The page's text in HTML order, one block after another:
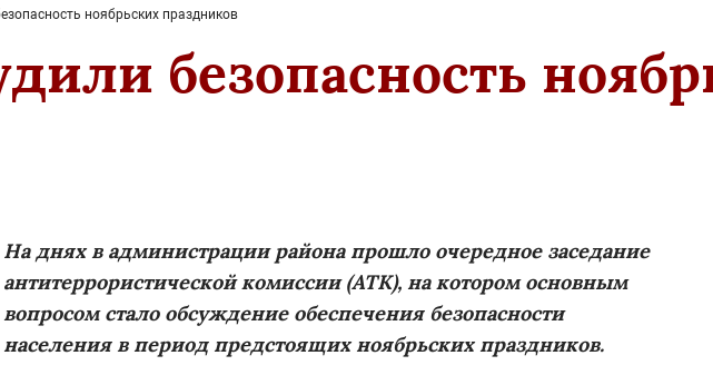
ноябрьских праздников
безопасность
На днях в администрации района прошло очередное заседание
антитеррористической комиссии (АТК), на котором основным
вопросом стало обсуждение обеспечения безопасности
населения в период предстоящих ноябрьских праздников.